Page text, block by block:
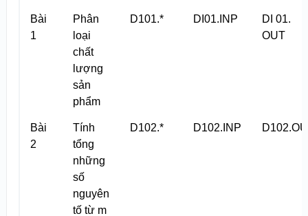
Bài
1
Phân
loại
chất
lượng
sản
phẩm
D101.* DI01.INP
DI 01.
OUT
Bài
2
Tính
tổng
những
số
nguyên
tố từ m
D102.* D102.INP